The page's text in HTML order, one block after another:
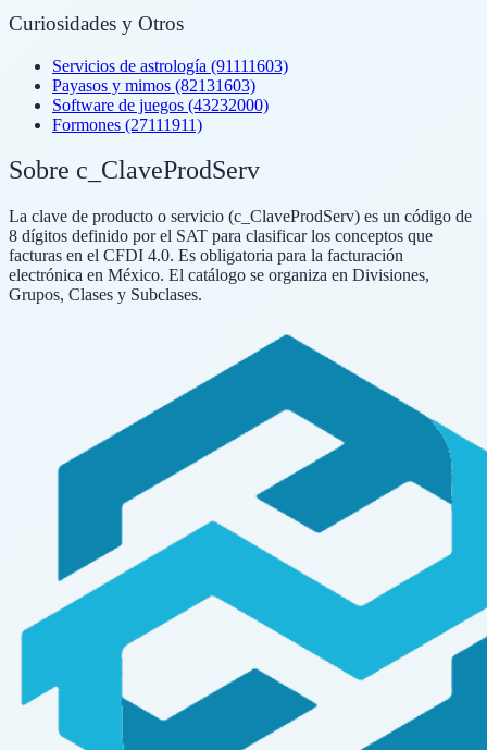
Curiosidades y Otros
Servicios de astrología (91111603)
Payasos y mimos (82131603)
Software de juegos (43232000)
Formones (27111911)
Sobre c_ClaveProdServ
La clave de producto o servicio (c_ClaveProdServ) es un código de
8 dígitos definido por el SAT para clasificar los conceptos que
facturas en el CFDI 4.0. Es obligatoria para la facturación
electrónica en México. El catálogo se organiza en Divisiones,
Grupos, Clases y Subclases.